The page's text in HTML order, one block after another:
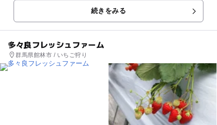
続きをみる
多々良フレッシュファーム
群馬県館林市 / いちご狩り